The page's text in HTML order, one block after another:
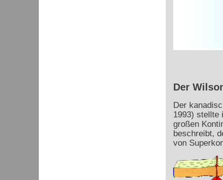
Der
Der
1993) stellte
großen
beschreibt,
von